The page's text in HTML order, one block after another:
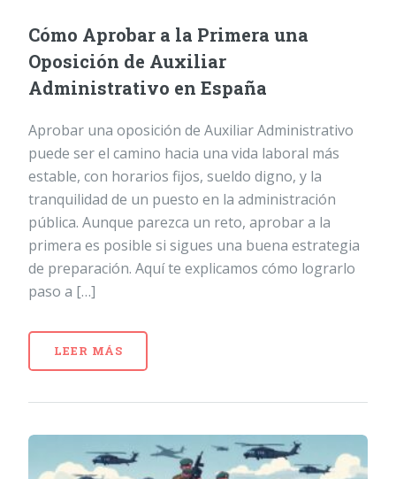
Cómo Aprobar a la Primera una
Oposición de Auxiliar
Administrativo en España
Aprobar una oposición de Auxiliar Administrativo
puede ser el camino hacia una vida laboral más
estable, con horarios fijos, sueldo digno, y la
tranquilidad de un puesto en la administración
pública. Aunque parezca un reto, aprobar a la
primera es posible si sigues una buena estrategia
de preparación. Aquí te explicamos cómo lograrlo
paso a […]
LEER MÁS